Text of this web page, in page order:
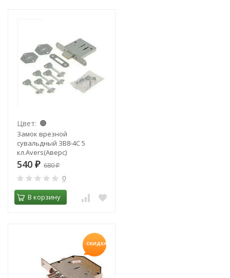
Цвет:
Замок врезной
сувальдный ЗВ8-4С 5
кл.Avers(Аверс)
540 ₽ 680₽
0
В корзину
СКИДКА!